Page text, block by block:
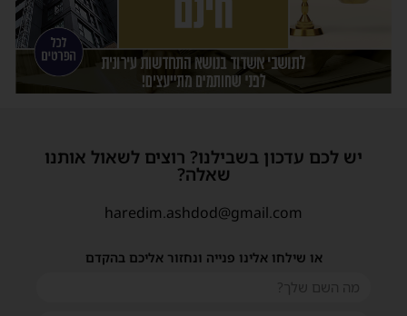
יש לכם עדכון בשבילנו? רוצים לשאול אותנו
שאלה?
haredim.ashdod@gmail.com
או שילחו אלינו פנייה ונחזור אליכם בהקדם